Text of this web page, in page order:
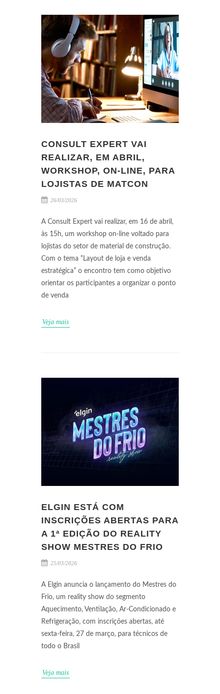
CONSULT EXPERT VAI
REALIZAR, EM ABRIL,
WORKSHOP, ON-LINE, PARA
LOJISTAS DE MATCON
26/03/2026
A Consult Expert vai realizar, em 16 de abril,
às 15h, um workshop on-line voltado para
lojistas do setor de material de construção.
Com o tema “Layout de loja e venda
estratégica” o encontro tem como objetivo
orientar os participantes a organizar o ponto
de venda
Veja mais
ELGIN ESTÁ COM
INSCRIÇÕES ABERTAS PARA
A 1ª EDIÇÃO DO REALITY
SHOW MESTRES DO FRIO
25/03/2026
A Elgin anuncia o lançamento do Mestres do
Frio, um reality show do segmento
Aquecimento, Ventilação, Ar-Condicionado e
Refrigeração, com inscrições abertas, até
sexta-feira, 27 de março, para técnicos de
todo o Brasil
Veja mais